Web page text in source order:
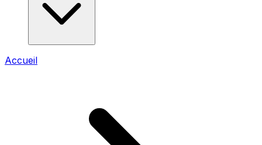
Accueil